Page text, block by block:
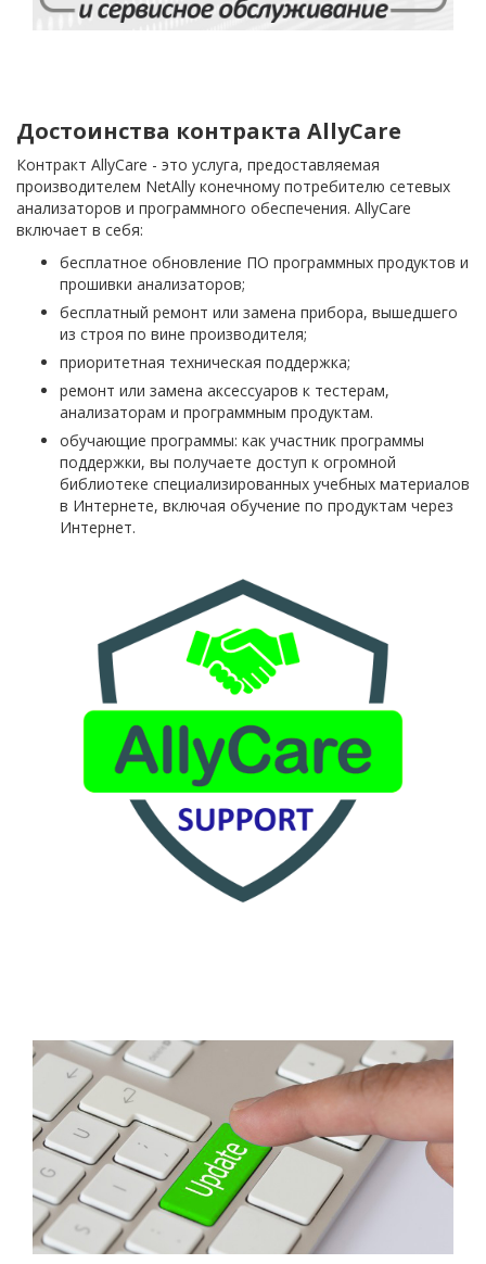
Достоинства контракта AllyCare
Контракт AllyCare - это услуга, предоставляемая
производителем NetAlly конечному потребителю сетевых
анализаторов и программного обеспечения. AllyCare
включает в себя:
бесплатное обновление ПО программных продуктов и
прошивки анализаторов;
бесплатный ремонт или замена прибора, вышедшего
из строя по вине производителя;
приоритетная техническая поддержка;
ремонт или замена аксессуаров к тестерам,
анализаторам и программным продуктам.
обучающие программы: как участник программы
поддержки, вы получаете доступ к огромной
библиотеке специализированных учебных материалов
в Интернете, включая обучение по продуктам через
Интернет.